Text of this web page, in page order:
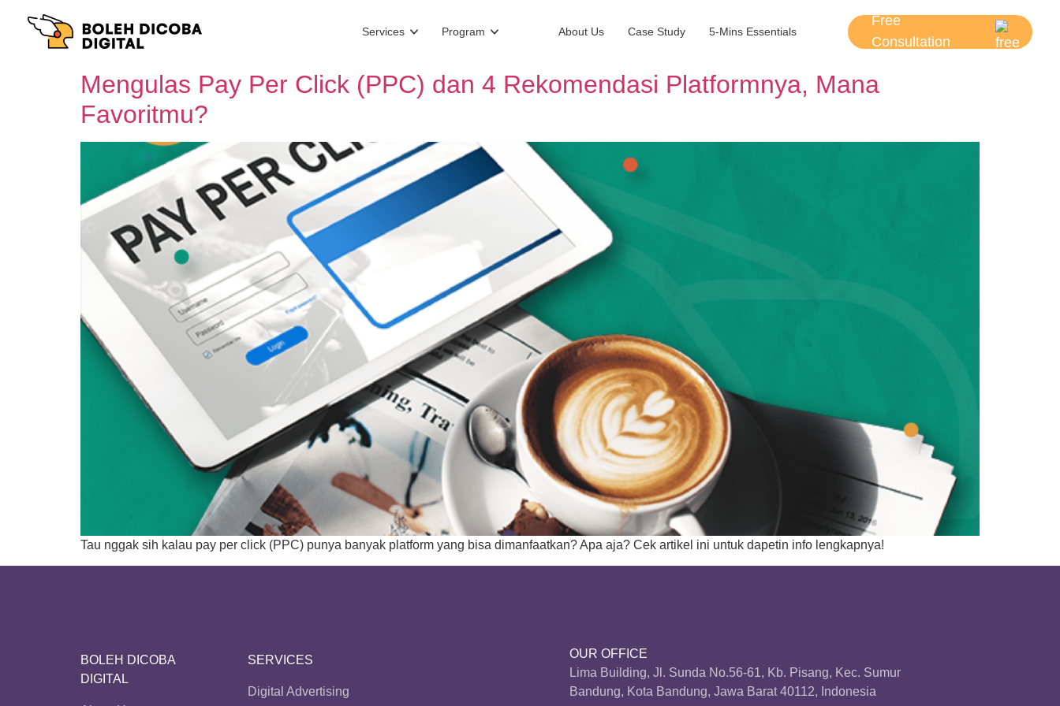
Services Program About Us Case Study 5-Mins Essentials
Free
Consultation
Mengulas Pay Per Click (PPC) dan 4 Rekomendasi Platformnya, Mana
Favoritmu?
Tau nggak sih kalau pay per click (PPC) punya banyak platform yang bisa dimanfaatkan? Apa aja? Cek artikel ini untuk dapetin info lengkapnya!
BOLEH DICOBA
DIGITAL
SERVICES
Digital Advertising
OUR OFFICE
Lima Building, Jl. Sunda No.56-61, Kb. Pisang, Kec. Sumur
Bandung, Kota Bandung, Jawa Barat 40112, Indonesia